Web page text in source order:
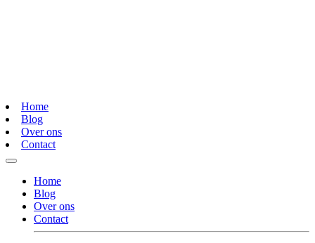
Home
Blog
Over ons
Contact
Home
Blog
Over ons
Contact